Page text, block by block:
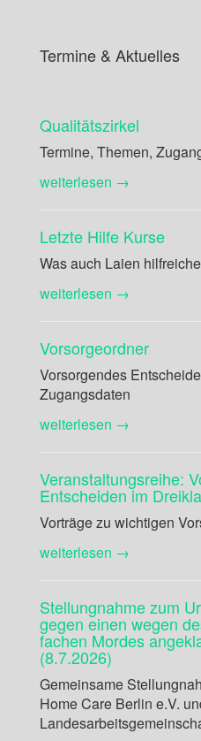
Termine & Aktuelles
Qualitätszirkel
Termine, Themen,
weiterlesen →
Letzte Hilfe Kurse
Was auch Laien
weiterlesen →
Vorsorgeordner
Vorsorgendes
Zugangsdaten
weiterlesen →
Veranstaltungsreihe:
Entscheiden im
Vorträge zu wichtigen
weiterlesen →
Stellungnahme zum
gegen einen wegen
fachen Mordes
(8.7.2026)
Gemeinsame
Home Care Berlin e.V.